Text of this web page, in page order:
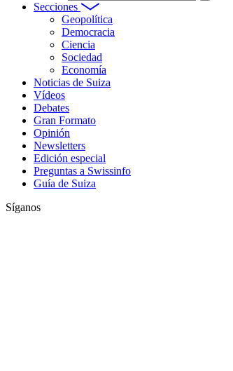
Secciones
Geopolítica
Democracia
Ciencia
Sociedad
Economía
Noticias de Suiza
Vídeos
Debates
Gran Formato
Opinión
Newsletters
Edición especial
Preguntas a Swissinfo
Guía de Suiza
Síganos